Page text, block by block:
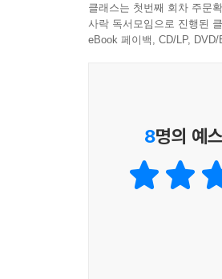
클래스는 첫번째 회차 주문
사락 독서모임으로 진행된
eBook 페이백, CD/LP,
8명의 예